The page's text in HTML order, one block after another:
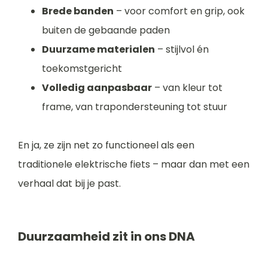
Brede banden – voor comfort en grip, ook
buiten de gebaande paden
Duurzame materialen – stijlvol én
toekomstgericht
Volledig aanpasbaar – van kleur tot
frame, van trapondersteuning tot stuur
En ja, ze zijn net zo functioneel als een
traditionele elektrische fiets – maar dan met een
verhaal dat bij je past.
Duurzaamheid zit in ons DNA